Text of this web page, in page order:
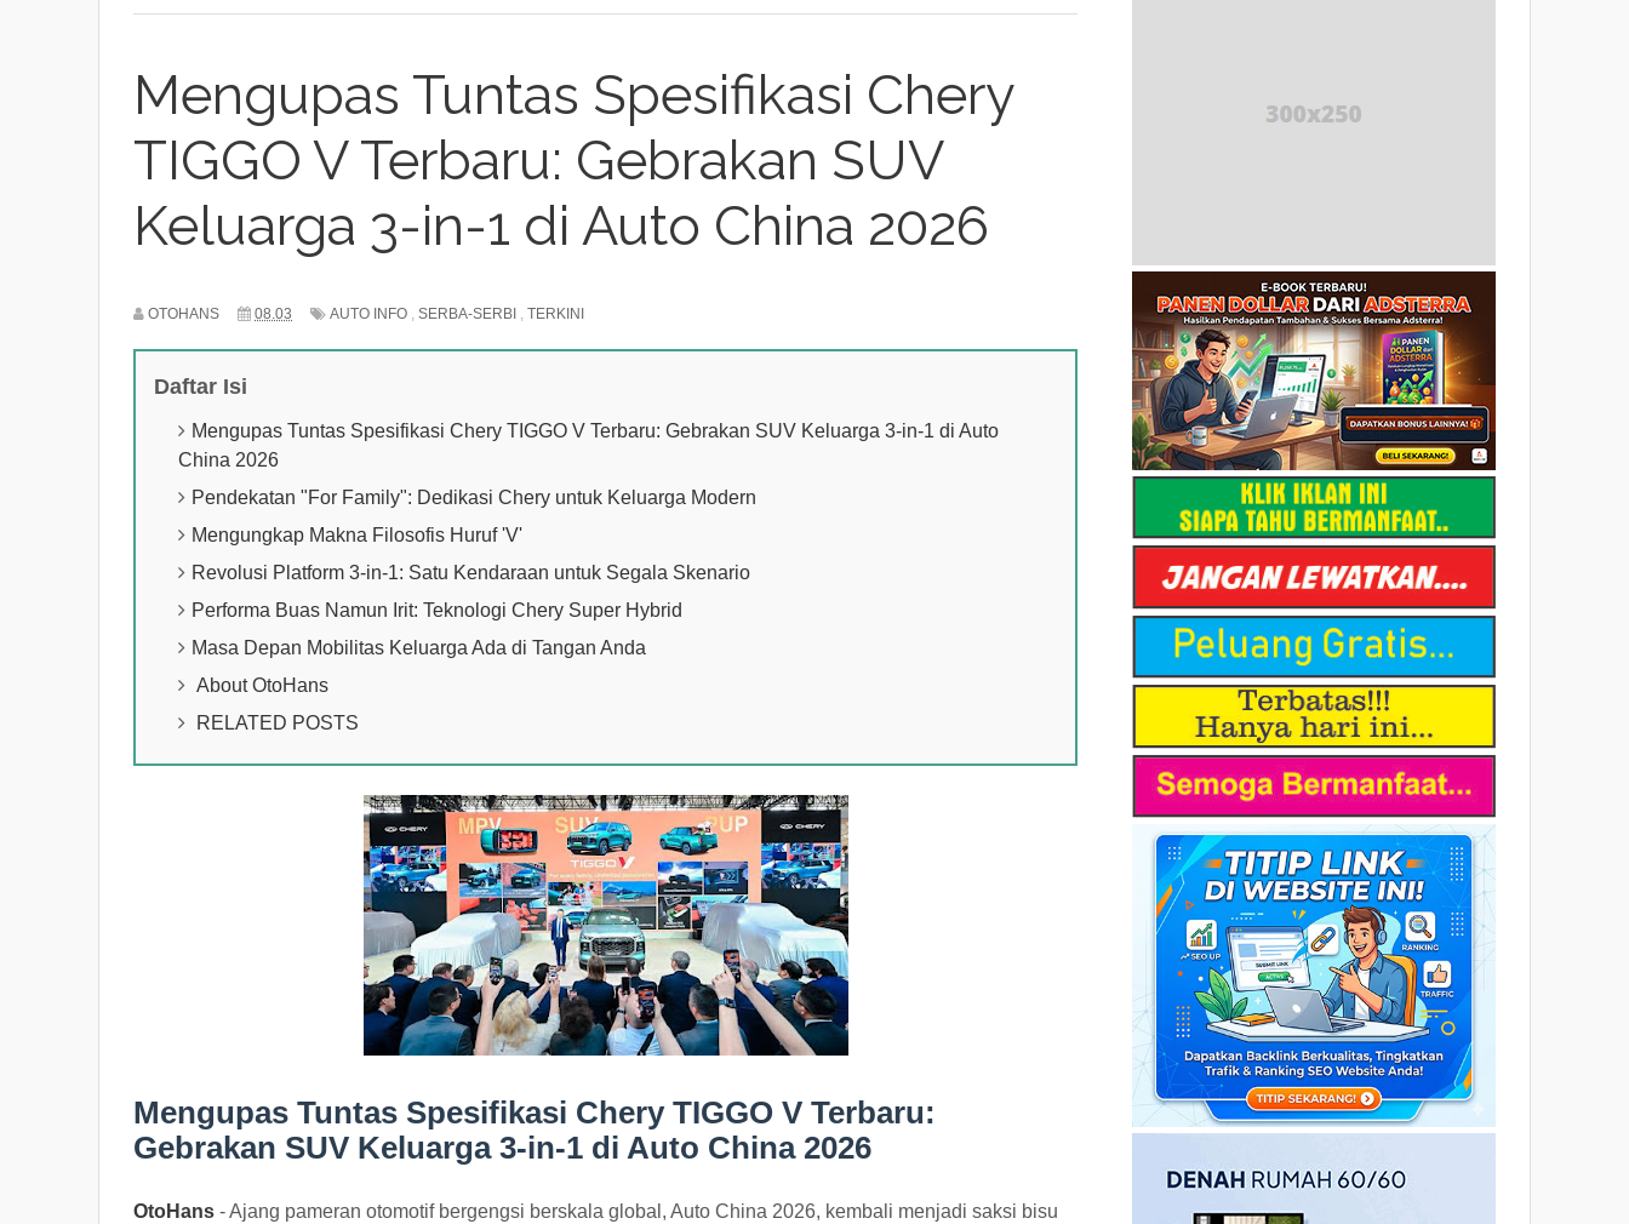
Mengupas Tuntas Spesifikasi Chery
TIGGO V Terbaru: Gebrakan SUV
Keluarga 3-in-1 di Auto China 2026
OTOHANS 08.03 AUTO INFO , SERBA-SERBI , TERKINI
Daftar Isi
Mengupas Tuntas Spesifikasi Chery TIGGO V Terbaru: Gebrakan SUV Keluarga 3-in-1 di Auto
China 2026
Pendekatan "For Family": Dedikasi Chery untuk Keluarga Modern
Mengungkap Makna Filosofis Huruf 'V'
Revolusi Platform 3-in-1: Satu Kendaraan untuk Segala Skenario
Performa Buas Namun Irit: Teknologi Chery Super Hybrid
Masa Depan Mobilitas Keluarga Ada di Tangan Anda
About OtoHans
RELATED POSTS
Mengupas Tuntas Spesifikasi Chery TIGGO V Terbaru:
Gebrakan SUV Keluarga 3-in-1 di Auto China 2026
OtoHans - Ajang pameran otomotif bergengsi berskala global, Auto China 2026, kembali menjadi saksi bisu